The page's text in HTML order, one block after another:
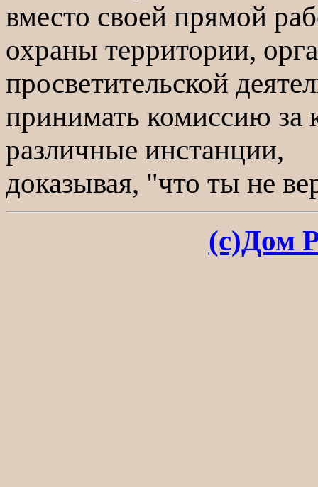
вместо своей прямой
охраны территории,
просветительской
принимать комиссию за
различные инстанции,
доказывая, "что ты не
(с)Дом